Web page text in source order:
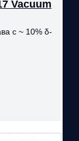
Vacuum
с ~ 10% δ-